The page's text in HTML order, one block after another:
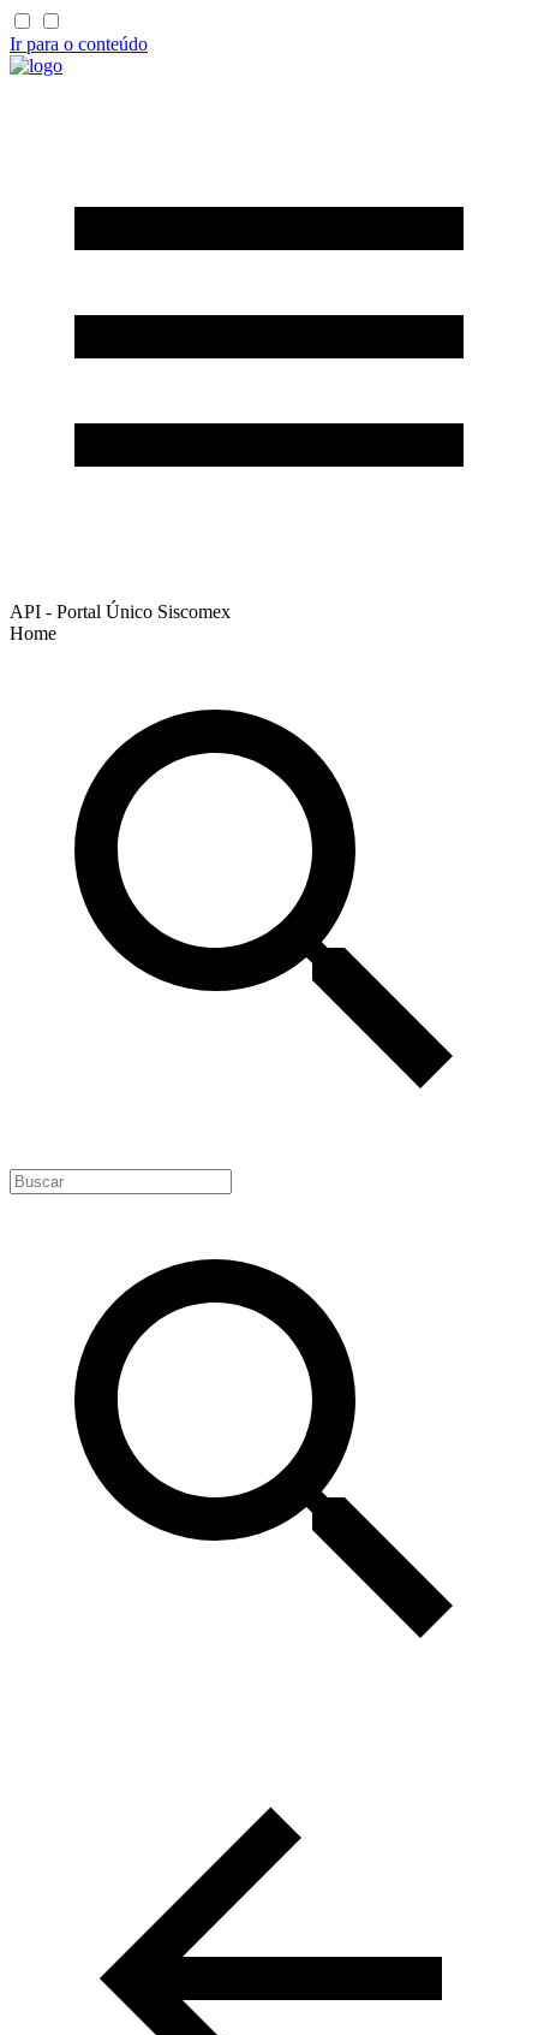
Ir para o conteúdo
API - Portal Único Siscomex
Home